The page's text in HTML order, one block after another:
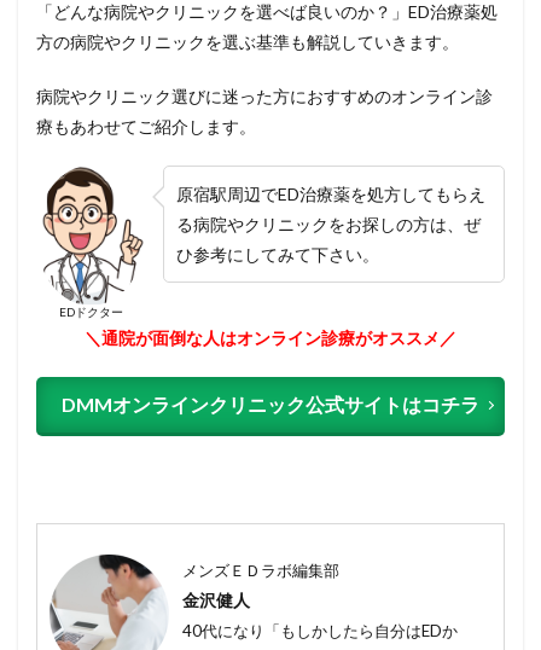
「どんな病院やクリニックを選べば良いのか？」ED治療薬処
方の病院やクリニックを選ぶ基準も解説していきます。
病院やクリニック選びに迷った方におすすめのオンライン診
療もあわせてご紹介します。
EDドクター
原宿駅周辺でED治療薬を処方してもらえ
る病院やクリニックをお探しの方は、ぜ
ひ参考にしてみて下さい。
＼通院が面倒な人はオンライン診療がオススメ／
DMMオンラインクリニック公式サイトはコチラ
メンズＥＤラボ編集部
金沢健人
40代になり「もしかしたら自分はEDか